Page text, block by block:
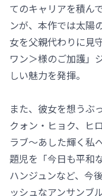
てのキャリアを積ん
ンが、本作では太陽
女を父親代わりに見
ワン＞様のご加護」
しい魅力を発揮。
また、彼女を想うぶ
クォン・ヒョク、ヒ
ラブ～あした輝く私
題児を「今日も平和
ハンジュンなど、今
ッシュなアンサンブ